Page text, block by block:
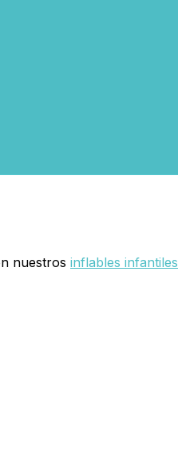
nuestros inflables infantiles